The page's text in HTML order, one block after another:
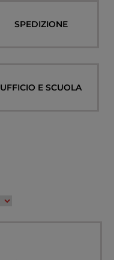
SPEDIZIONE
UFFICIO E SCUOLA